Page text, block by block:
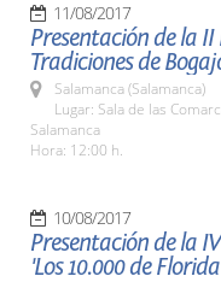
11/08/2017
Presentación de la II
Tradiciones de
Salamanca (Salamanca)
Lugar: Sala de las
Salamanca
Hora: 12:00 h.
10/08/2017
Presentación de la
'Los 10.000 de